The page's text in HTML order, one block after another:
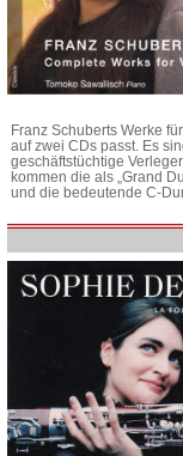
Franz Schuberts Werke
auf zwei CDs passt. Es
geschäftstüchtige
kommen die als „Grand
und die bedeutende C-